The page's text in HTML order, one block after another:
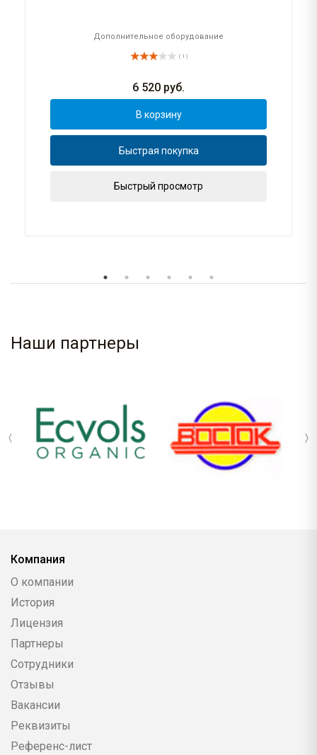
Дополнительное оборудование
( 1 )
6 520 руб.
В корзину
Быстрая покупка
Быстрый просмотр
Наши партнеры
Компания
О компании
История
Лицензия
Партнеры
Сотрудники
Отзывы
Вакансии
Реквизиты
Референс-лист